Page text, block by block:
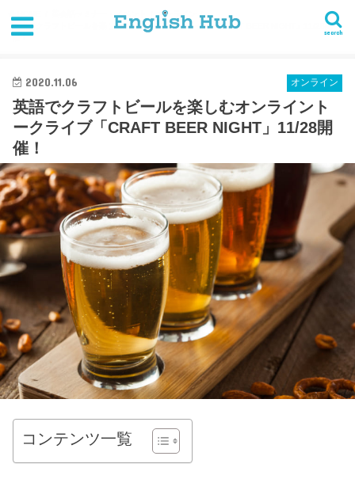
search
英会話セミナー・イベント
オンライン
英語でクラフトビールを楽しむオンライントークライブ「CRAFT BEER NIGHT」11/28開
催！
オンライン
2020.11.06
英語でクラフトビールを楽しむオンライント
ークライブ「CRAFT BEER NIGHT」11/28開
催！
コンテンツ一覧